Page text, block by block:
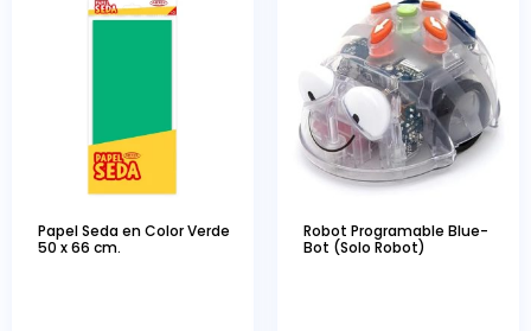
Papel Seda en Color Verde
50 x 66 cm.
Robot Programable Blue-
Bot (Solo Robot)